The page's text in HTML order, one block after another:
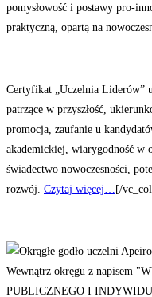
pomysłowość i postawy pro-
praktyczną, opartą na
Certyfikat „Uczelnia Liderów”
patrzące w przyszłość,
promocja, zaufanie u
akademickiej, wiarygodność w
świadectwo nowoczesności,
rozwój. Czytaj więcej… [/